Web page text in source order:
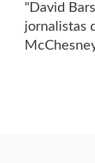
"David
jornalistas